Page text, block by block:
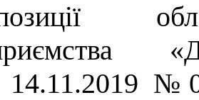
14.11.2019